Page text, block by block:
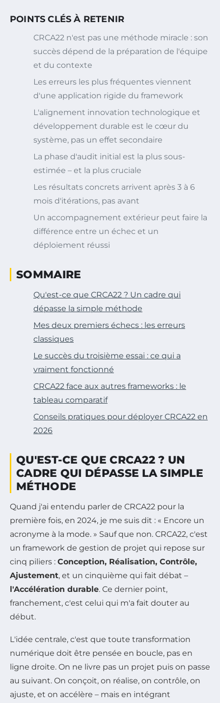
POINTS CLÉS À RETENIR
CRCA22 n'est pas une méthode miracle : son
succès dépend de la préparation de l'équipe
et du contexte
Les erreurs les plus fréquentes viennent
d'une application rigide du framework
L'alignement innovation technologique et
développement durable est le cœur du
système, pas un effet secondaire
La phase d'audit initial est la plus sous-
estimée – et la plus cruciale
Les résultats concrets arrivent après 3 à 6
mois d'itérations, pas avant
Un accompagnement extérieur peut faire la
différence entre un échec et un
déploiement réussi
SOMMAIRE
Qu'est-ce que CRCA22 ? Un cadre qui
dépasse la simple méthode
Mes deux premiers échecs : les erreurs
classiques
Le succès du troisième essai : ce qui a
vraiment fonctionné
CRCA22 face aux autres frameworks : le
tableau comparatif
Conseils pratiques pour déployer CRCA22 en
2026
QU'EST-CE QUE CRCA22 ? UN
CADRE QUI DÉPASSE LA SIMPLE
MÉTHODE
Quand j'ai entendu parler de CRCA22 pour la
première fois, en 2024, je me suis dit : « Encore un
acronyme à la mode. » Sauf que non. CRCA22, c'est
un framework de gestion de projet qui repose sur
cinq piliers : Conception, Réalisation, Contrôle,
Ajustement, et un cinquième qui fait débat –
l'Accélération durable. Ce dernier point,
franchement, c'est celui qui m'a fait douter au
début.
L'idée centrale, c'est que toute transformation
numérique doit être pensée en boucle, pas en
ligne droite. On ne livre pas un projet puis on passe
au suivant. On conçoit, on réalise, on contrôle, on
ajuste, et on accélère – mais en intégrant